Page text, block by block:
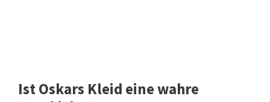
Ist Oskars Kleid eine wahre